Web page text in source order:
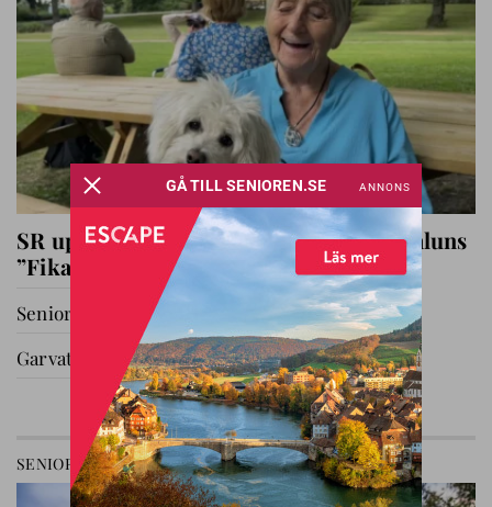
SR uppmärksammar SPF Seniorerna Faluns
”Fika i parken”
Seniorernas dag i Katrineholm
Garvat i Ryssby
GÅ TILL AVDELNING
SENIOREN RELATIONER